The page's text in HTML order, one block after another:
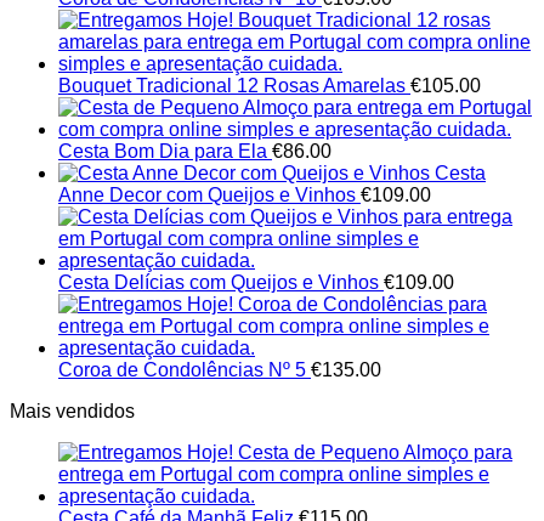
Bouquet Tradicional 12 Rosas Amarelas €105.00
Cesta Bom Dia para Ela €86.00
Cesta
Anne Decor com Queijos e Vinhos €109.00
Cesta Delícias com Queijos e Vinhos €109.00
Coroa de Condolências Nº 5 €135.00
Mais vendidos